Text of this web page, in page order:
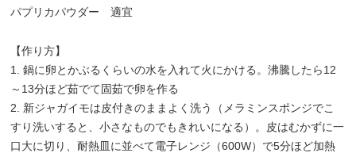
パプリカパウダー 適宜
【作り方】
1. 鍋に卵とかぶるくらいの水を入れて火にかける。沸騰したら12
～13分ほど茹でて固茹で卵を作る
2. 新ジャガイモは皮付きのままよく洗う（メラミンスポンジでこ
すり洗いすると、小さなものでもきれいになる）。皮はむかずに一
口大に切り、耐熱皿に並べて電子レンジ（600W）で5分ほど加熱